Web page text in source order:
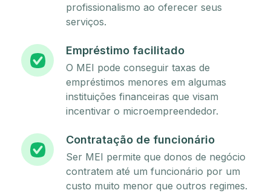
profissionalismo ao oferecer seus
serviços.
Empréstimo facilitado
O MEI pode conseguir taxas de
empréstimos menores em algumas
instituições financeiras que visam
incentivar o microempreendedor.
Contratação de funcionário
Ser MEI permite que donos de negócio
contratem até um funcionário por um
custo muito menor que outros regimes.